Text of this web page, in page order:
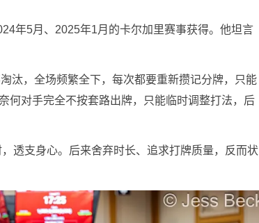
年5月、2025年1月的卡尔加里赛事获得。他坦言
汰，全场频繁全下，每次都要重新攒记分牌，只能
何对手完全不按套路出牌，只能临时调整打法，后
透支身心。后来舍弃时长、追求打牌质量，反而状